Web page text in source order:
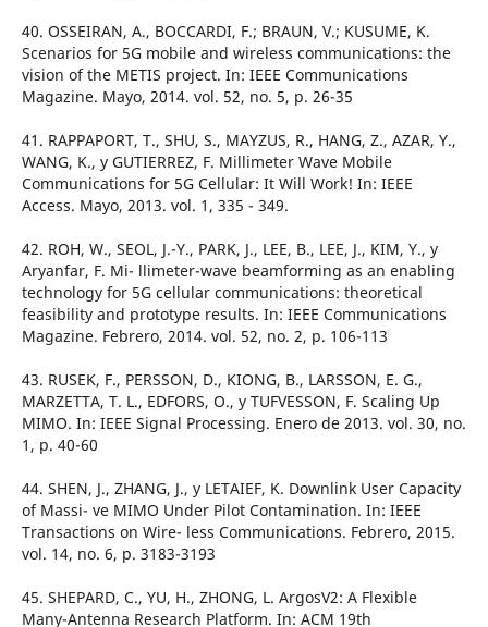
40. OSSEIRAN, A., BOCCARDI, F.; BRAUN, V.; KUSUME, K.
Scenarios for 5G mobile and wireless communications: the
vision of the METIS project. In: IEEE Communications
Magazine. Mayo, 2014. vol. 52, no. 5, p. 26-35
41. RAPPAPORT, T., SHU, S., MAYZUS, R., HANG, Z., AZAR, Y.,
WANG, K., y GUTIERREZ, F. Millimeter Wave Mobile
Communications for 5G Cellular: It Will Work! In: IEEE
Access. Mayo, 2013. vol. 1, 335 - 349.
42. ROH, W., SEOL, J.-Y., PARK, J., LEE, B., LEE, J., KIM, Y., y
Aryanfar, F. Mi- llimeter-wave beamforming as an enabling
technology for 5G cellular communications: theoretical
feasibility and prototype results. In: IEEE Communications
Magazine. Febrero, 2014. vol. 52, no. 2, p. 106-113
43. RUSEK, F., PERSSON, D., KIONG, B., LARSSON, E. G.,
MARZETTA, T. L., EDFORS, O., y TUFVESSON, F. Scaling Up
MIMO. In: IEEE Signal Processing. Enero de 2013. vol. 30, no.
1, p. 40-60
44. SHEN, J., ZHANG, J., y LETAIEF, K. Downlink User Capacity
of Massi- ve MIMO Under Pilot Contamination. In: IEEE
Transactions on Wire- less Communications. Febrero, 2015.
vol. 14, no. 6, p. 3183-3193
45. SHEPARD, C., YU, H., ZHONG, L. ArgosV2: A Flexible
Many-Antenna Research Platform. In: ACM 19th